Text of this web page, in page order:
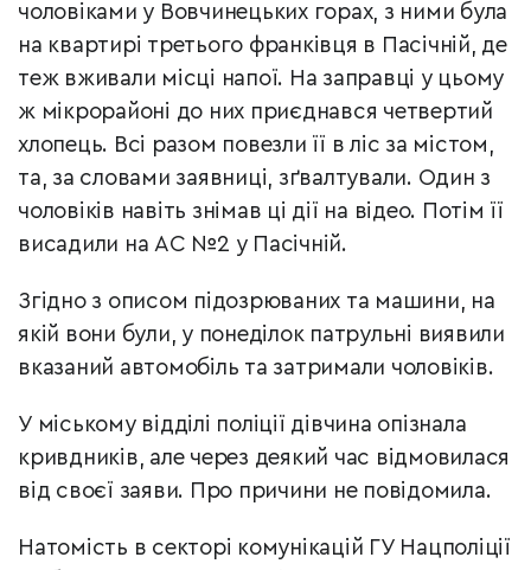
чоловіками у Вовчинецьких горах, з ними була
на квартирі третього франківця в Пасічній, де
теж вживали місці напої. На заправці у цьому
ж мікрорайоні до них приєднався четвертий
хлопець. Всі разом повезли її в ліс за містом,
та, за словами заявниці, зґвалтували. Один з
чоловіків навіть знімав ці дії на відео. Потім її
висадили на АС №2 у Пасічній.
Згідно з описом підозрюваних та машини, на
якій вони були, у понеділок патрульні виявили
вказаний автомобіль та затримали чоловіків.
У міському відділі поліції дівчина опізнала
кривдників, але через деякий час відмовилася
від своєї заяви. Про причини не повідомила.
Натомість в секторі комунікацій ГУ Нацполіції